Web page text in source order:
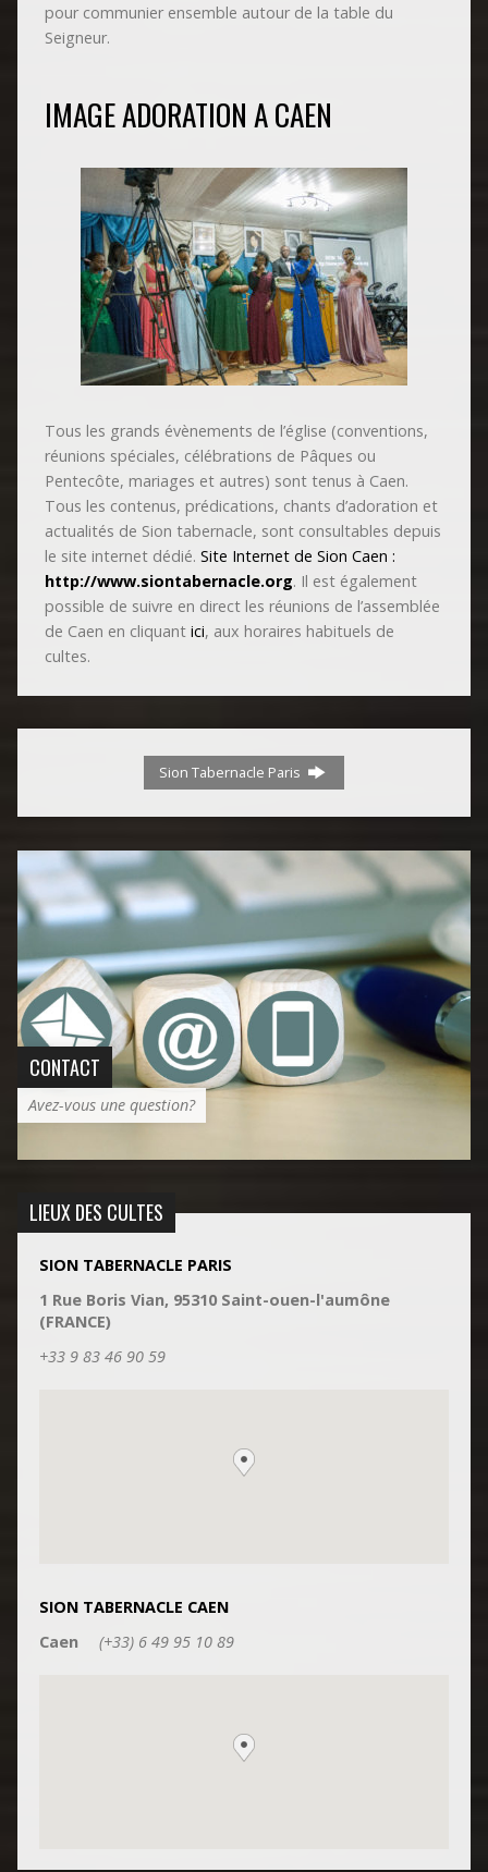
pour communier ensemble autour de la table du
Seigneur.
IMAGE ADORATION A CAEN
Tous les grands évènements de l’église (conventions,
réunions spéciales, célébrations de Pâques ou
Pentecôte, mariages et autres) sont tenus à Caen.
Tous les contenus, prédications, chants d’adoration et
actualités de Sion tabernacle, sont consultables depuis
le site internet dédié. Site Internet de Sion Caen :
http://www.siontabernacle.org. Il est également
possible de suivre en direct les réunions de l’assemblée
de Caen en cliquant ici, aux horaires habituels de
cultes.
Sion Tabernacle Paris
CONTACT
Avez-vous une question?
LIEUX DES CULTES
SION TABERNACLE PARIS
1 Rue Boris Vian, 95310 Saint-ouen-l'aumône
(FRANCE)
+33 9 83 46 90 59
SION TABERNACLE CAEN
Caen
(+33) 6 49 95 10 89